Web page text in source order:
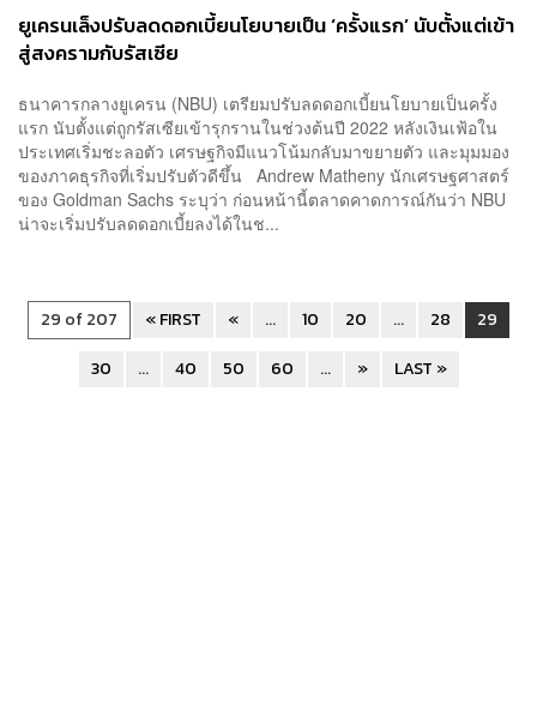
ยูเครนเล็งปรับลดดอกเบี้ยนโยบายเป็น ‘ครั้งแรก’ นับตั้งแต่เข้า
สู่สงครามกับรัสเซีย
ธนาคารกลางยูเครน (NBU) เตรียมปรับลดดอกเบี้ยนโยบายเป็นครั้ง
แรก นับตั้งแต่ถูกรัสเซียเข้ารุกรานในช่วงต้นปี 2022 หลังเงินเฟ้อใน
ประเทศเริ่มชะลอตัว เศรษฐกิจมีแนวโน้มกลับมาขยายตัว และมุมมอง
ของภาคธุรกิจที่เริ่มปรับตัวดีขึ้น Andrew Matheny นักเศรษฐศาสตร์
ของ Goldman Sachs ระบุว่า ก่อนหน้านี้ตลาดคาดการณ์กันว่า NBU
น่าจะเริ่มปรับลดดอกเบี้ยลงได้ในช...
29 of 207 « FIRST « ... 10 20 ... 28
29
30
... 40 50 60 ... » LAST »